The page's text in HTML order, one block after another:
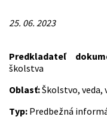
25. 06. 2023
Predkladateľ
školstva
Oblasť:Školstvo, veda,
Typ: Predbežná